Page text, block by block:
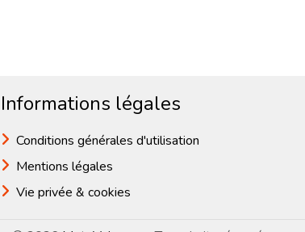
Informations légales
Conditions générales d'utilisation
Mentions légales
Vie privée & cookies